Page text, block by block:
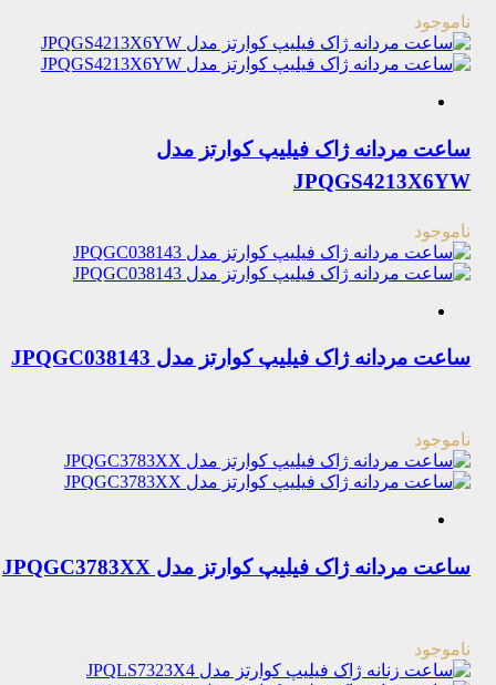
ناموجود
ساعت مردانه ژاک فیلیپ کوارتز مدل
JPQGS4213X6YW
ناموجود
ساعت مردانه ژاک فیلیپ کوارتز مدل JPQGC038143
ناموجود
ساعت مردانه ژاک فیلیپ کوارتز مدل JPQGC3783XX
ناموجود